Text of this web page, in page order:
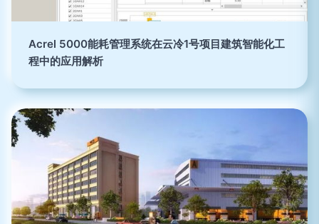
Acrel 5000能耗管理系统在云冷1号项目建筑智能化工
程中的应用解析